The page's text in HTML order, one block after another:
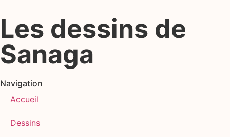
Les dessins de
Sanaga
Navigation
Accueil
Dessins